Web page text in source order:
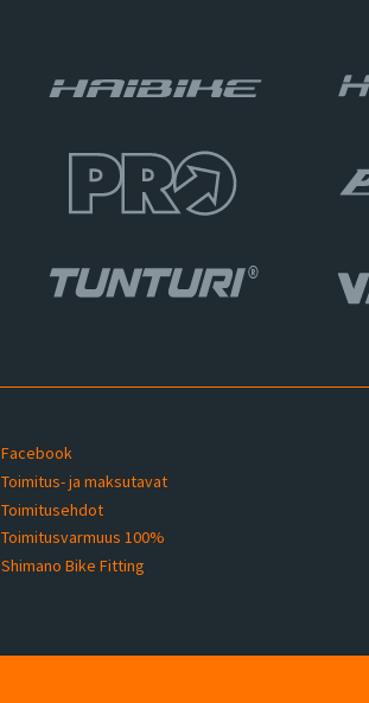
Facebook
Toimitus- ja maksutavat
Toimitusehdot
Toimitusvarmuus 100%
Shimano Bike Fitting